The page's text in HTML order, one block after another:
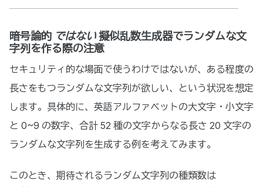
暗号論的 ではない擬似乱数生成器でランダムな文
字列を作る際の注意
セキュリティ的な場面で使うわけではないが、ある程度の
長さをもつランダムな文字列が欲しい、という状況を想定
します。具体的に、英語アルファベットの大文字・小文字
と 0~9 の数字、合計 52 種の文字からなる長さ 20 文字の
ランダムな文字列を生成する例を考えてみます。
このとき、期待されるランダム文字列の種類数は